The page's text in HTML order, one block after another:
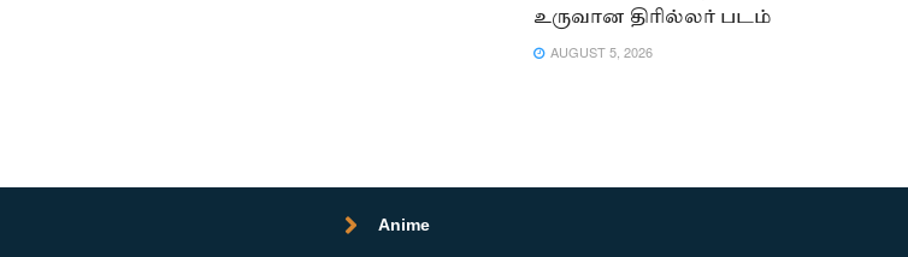
உருவான திரில்லர் படம்
AUGUST 5, 2026
Anime